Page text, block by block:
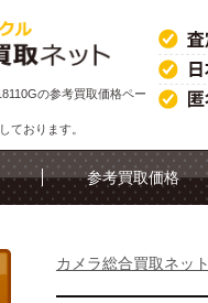
の参考買取価格ペー
ております。
参考買取価格
カメラ総合買取ネット